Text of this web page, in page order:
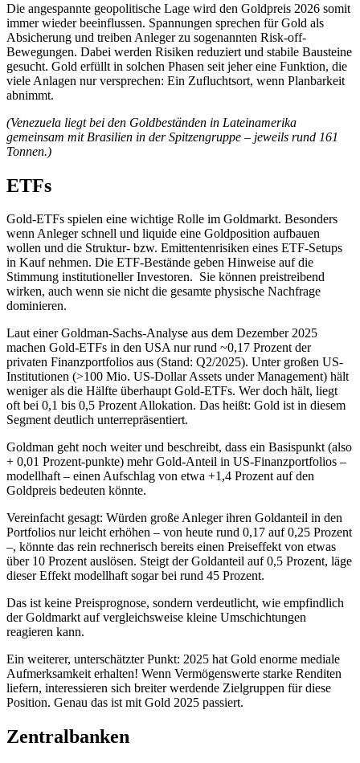
Die angespannte geopolitische Lage wird den Goldpreis 2026 somit
immer wieder beeinflussen. Spannungen sprechen für Gold als
Absicherung und treiben Anleger zu sogenannten Risk-off-
Bewegungen. Dabei werden Risiken reduziert und stabile Bausteine
gesucht. Gold erfüllt in solchen Phasen seit jeher eine Funktion, die
viele Anlagen nur versprechen: Ein Zufluchtsort, wenn Planbarkeit
abnimmt.
(Venezuela liegt bei den Goldbeständen in Lateinamerika
gemeinsam mit Brasilien in der Spitzengruppe – jeweils rund 161
Tonnen.)
ETFs
Gold-ETFs spielen eine wichtige Rolle im Goldmarkt. Besonders
wenn Anleger schnell und liquide eine Goldposition aufbauen
wollen und die Struktur- bzw. Emittentenrisiken eines ETF-Setups
in Kauf nehmen. Die ETF-Bestände geben Hinweise auf die
Stimmung institutioneller Investoren. Sie können preistreibend
wirken, auch wenn sie nicht die gesamte physische Nachfrage
dominieren.
Laut einer Goldman-Sachs-Analyse aus dem Dezember 2025
machen Gold-ETFs in den USA nur rund ~0,17 Prozent der
privaten Finanzportfolios aus (Stand: Q2/2025). Unter großen US-
Institutionen (>100 Mio. US-Dollar Assets under Management) hält
weniger als die Hälfte überhaupt Gold-ETFs. Wer doch hält, liegt
oft bei 0,1 bis 0,5 Prozent Allokation. Das heißt: Gold ist in diesem
Segment deutlich unterrepräsentiert.
Goldman geht noch weiter und beschreibt, dass ein Basispunkt (also
+ 0,01 Prozent-punkte) mehr Gold-Anteil in US-Finanzportfolios –
modellhaft – einen Aufschlag von etwa +1,4 Prozent auf den
Goldpreis bedeuten könnte.
Vereinfacht gesagt: Würden große Anleger ihren Goldanteil in den
Portfolios nur leicht erhöhen – von heute rund 0,17 auf 0,25 Prozent
–, könnte das rein rechnerisch bereits einen Preiseffekt von etwas
über 10 Prozent auslösen. Steigt der Goldanteil auf 0,5 Prozent, läge
dieser Effekt modellhaft sogar bei rund 45 Prozent.
Das ist keine Preisprognose, sondern verdeutlicht, wie empfindlich
der Goldmarkt auf vergleichsweise kleine Umschichtungen
reagieren kann.
Ein weiterer, unterschätzter Punkt: 2025 hat Gold enorme mediale
Aufmerksamkeit erhalten! Wenn Vermögenswerte starke Renditen
liefern, interessieren sich breiter werdende Zielgruppen für diese
Position. Genau das ist mit Gold 2025 passiert.
Zentralbanken